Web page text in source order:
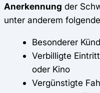
Anerkennung der
unter anderem
Besonderer
Verbilligte
oder Kino
Vergünstigte